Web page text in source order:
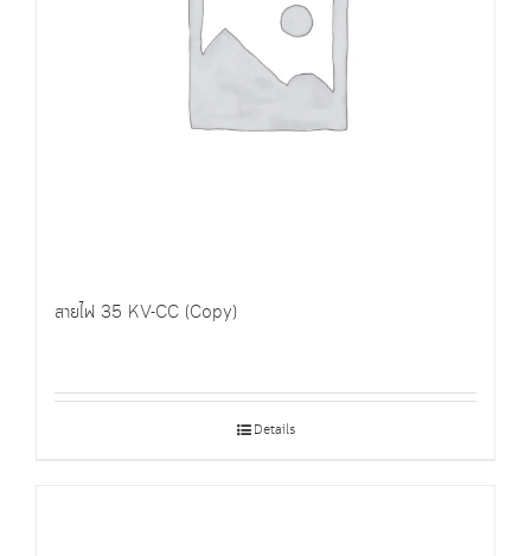
สายไฟ 35 KV-CC (Copy)
Details